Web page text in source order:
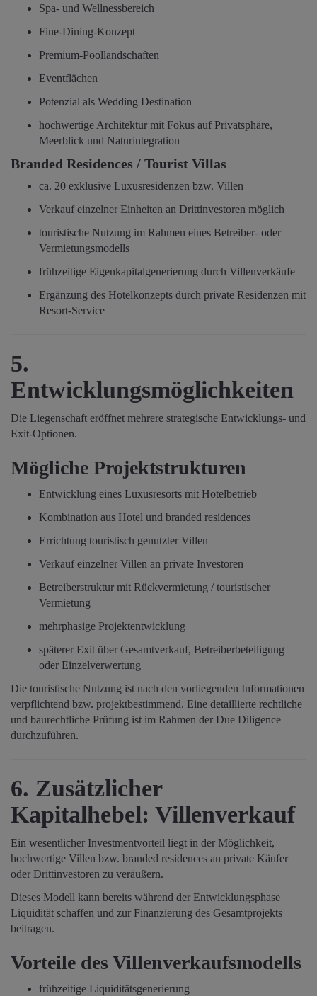
Spa- und Wellnessbereich
Fine-Dining-Konzept
Premium-Poollandschaften
Eventflächen
Potenzial als Wedding Destination
hochwertige Architektur mit Fokus auf Privatsphäre,
Meerblick und Naturintegration
Branded Residences / Tourist Villas
ca. 20 exklusive Luxusresidenzen bzw. Villen
Verkauf einzelner Einheiten an Drittinvestoren möglich
touristische Nutzung im Rahmen eines Betreiber- oder
Vermietungsmodells
frühzeitige Eigenkapitalgenerierung durch Villenverkäufe
Ergänzung des Hotelkonzepts durch private Residenzen mit
Resort-Service
5.
Entwicklungsmöglichkeiten
Die Liegenschaft eröffnet mehrere strategische Entwicklungs- und
Exit-Optionen.
Mögliche Projektstrukturen
Entwicklung eines Luxusresorts mit Hotelbetrieb
Kombination aus Hotel und branded residences
Errichtung touristisch genutzter Villen
Verkauf einzelner Villen an private Investoren
Betreiberstruktur mit Rückvermietung / touristischer
Vermietung
mehrphasige Projektentwicklung
späterer Exit über Gesamtverkauf, Betreiberbeteiligung
oder Einzelverwertung
Die touristische Nutzung ist nach den vorliegenden Informationen
verpflichtend bzw. projektbestimmend. Eine detaillierte rechtliche
und baurechtliche Prüfung ist im Rahmen der Due Diligence
durchzuführen.
6. Zusätzlicher
Kapitalhebel: Villenverkauf
Ein wesentlicher Investmentvorteil liegt in der Möglichkeit,
hochwertige Villen bzw. branded residences an private Käufer
oder Drittinvestoren zu veräußern.
Dieses Modell kann bereits während der Entwicklungsphase
Liquidität schaffen und zur Finanzierung des Gesamtprojekts
beitragen.
Vorteile des Villenverkaufsmodells
frühzeitige Liquiditätsgenerierung